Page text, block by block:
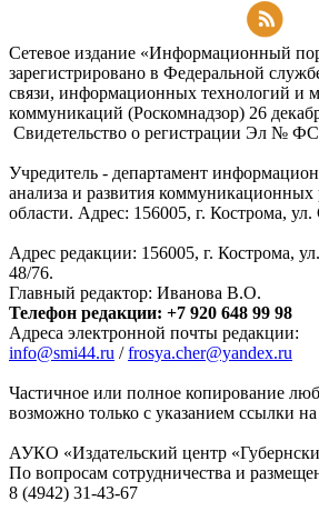
Сетевое издание «Информационный
зарегистрировано в Федеральной
связи, информационных технологий и
коммуникаций (Роскомнадзор) 26
Свидетельство о регистрации Эл №
Учредитель - департамент
анализа и развития коммуникационных
области. Адрес: 156005, г. Кострома, ул.
Адрес редакции: 156005, г. Кострома,
48/76.
Главный редактор: Иванова В.О.
Телефон редакции: +7 920 648 99 98
Адреса электронной почты редакции:
info@smi44.ru /frosya.cher@yandex.ru
Частичное или полное копирование
возможно только с указанием ссылки
АУКО «Издательский центр
По вопросам сотрудничества и
8 (4942) 31-43-67